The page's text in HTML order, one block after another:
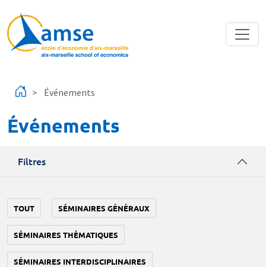
Événements
Événements
Filtres
TOUT SÉMINAIRES GÉNÉRAUX
SÉMINAIRES THÉMATIQUES
SÉMINAIRES INTERDISCIPLINAIRES